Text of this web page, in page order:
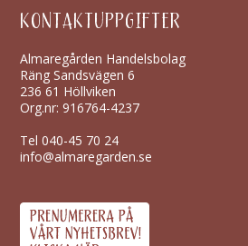
KONTAKTUPPGIFTER
Almaregården Handelsbolag
Räng Sandsvägen 6
236 61 Höllviken
Org.nr: 916764-4237
Tel040-45 70 24
info@almaregarden.se